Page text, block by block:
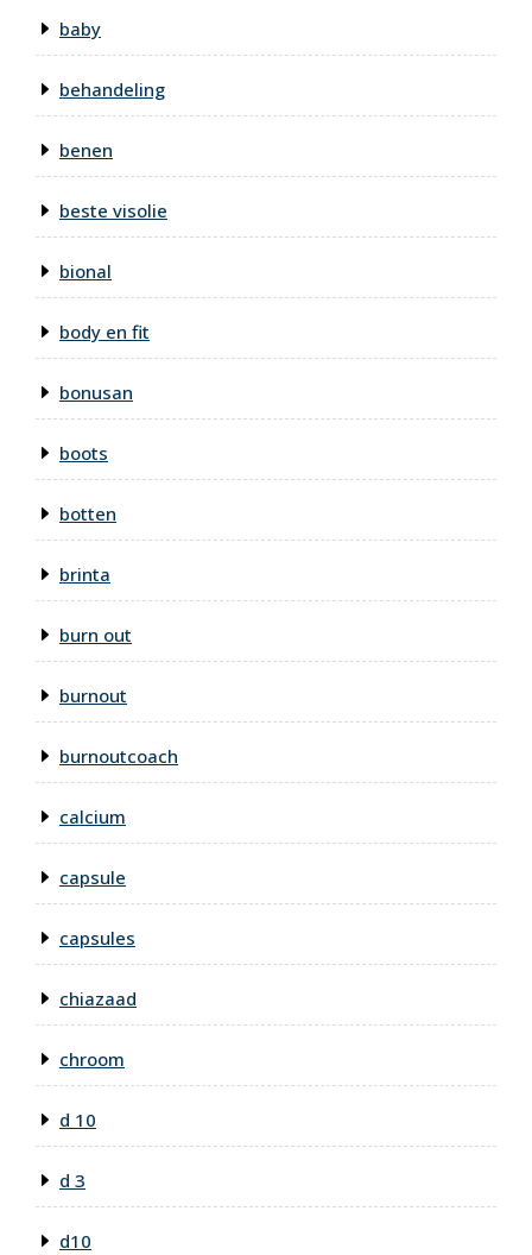
baby
behandeling
benen
beste visolie
bional
body en fit
bonusan
boots
botten
brinta
burn out
burnout
burnoutcoach
calcium
capsule
capsules
chiazaad
chroom
d 10
d 3
d10